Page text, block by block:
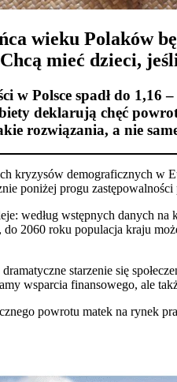
wieku Polaków
mieć dzieci,
w Polsce spadł do
deklarują chęć
rozwiązania, a nie
kryzysów demograficznych w
poniżej progu zastępowalności
według wstępnych danych
2060 roku populacja kraju
starzenie się
wsparcia finansowego, ale
powrotu matek na rynek